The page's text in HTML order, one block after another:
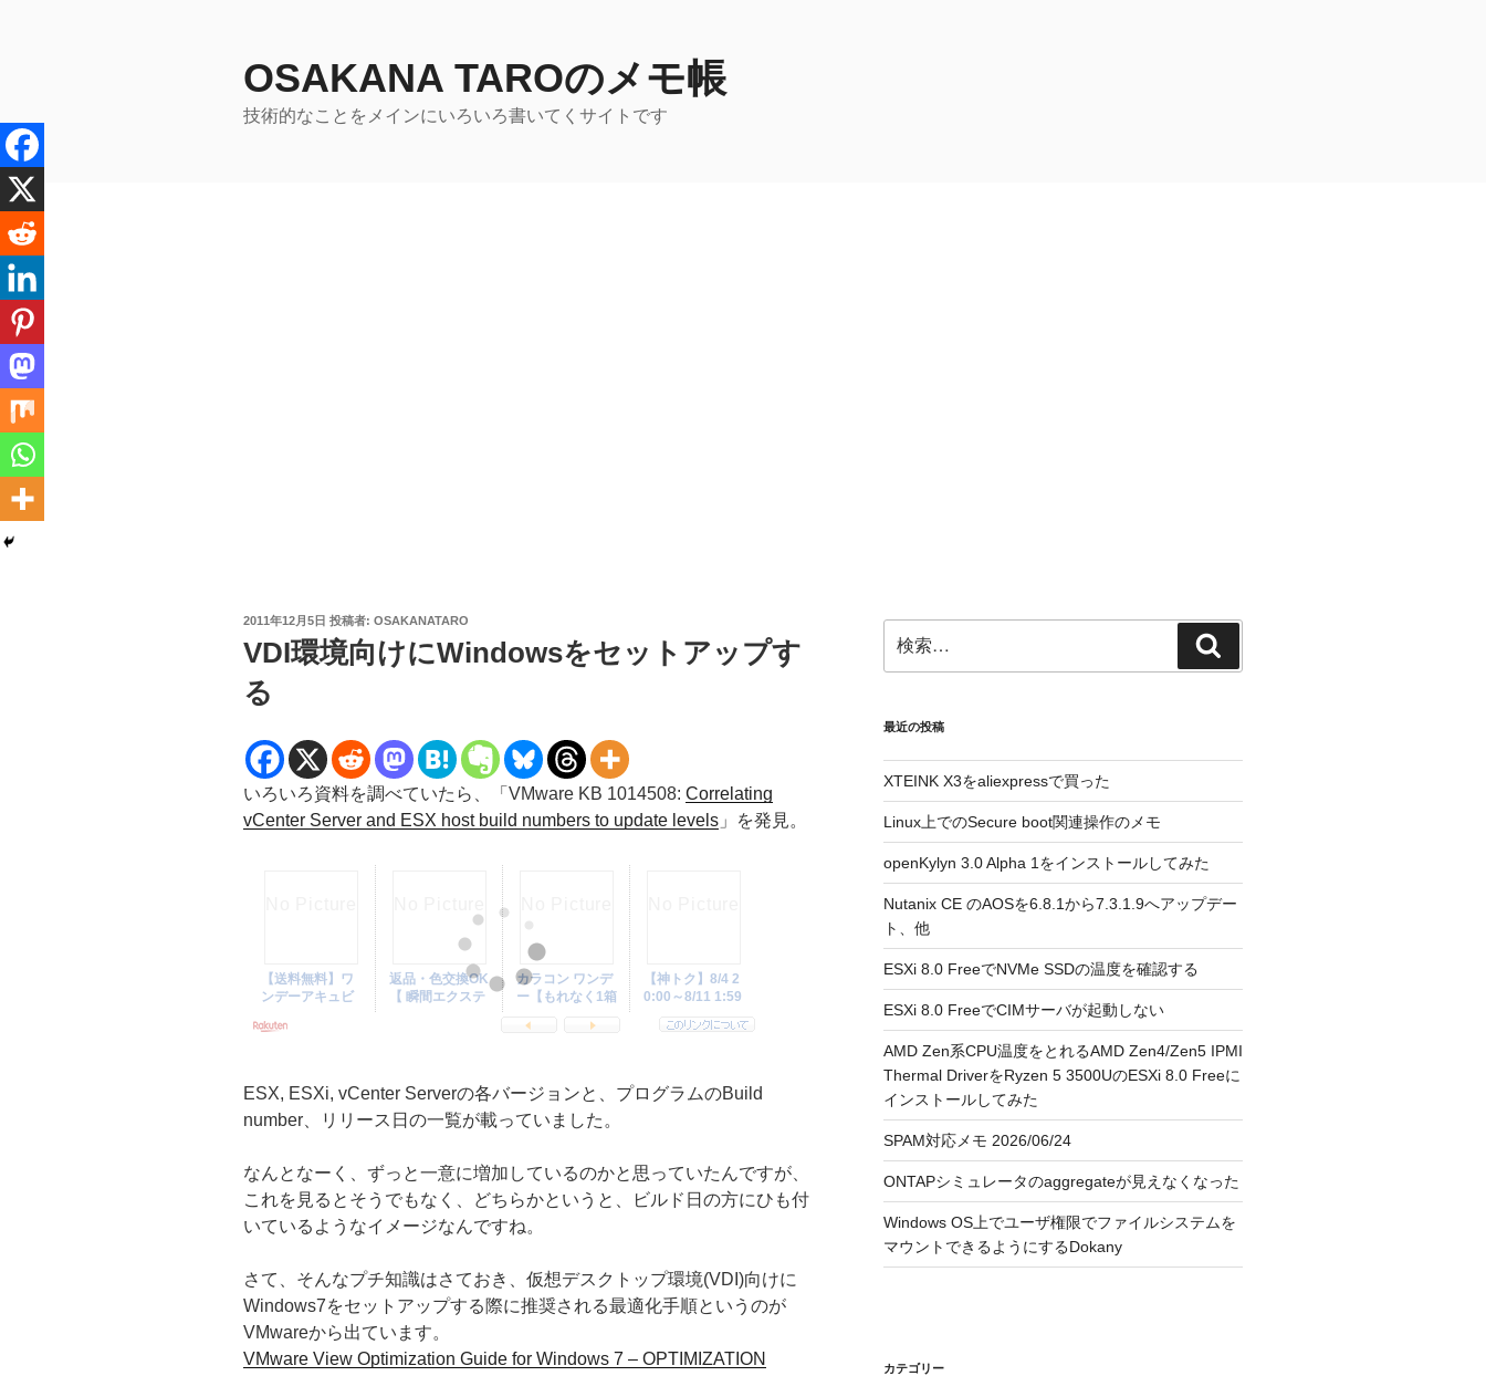
へ
ス
キ
プ
OSAKANA TAROのメモ帳
技術的なことをメインにいろいろ書いてくサイトです
投
日:
2011年12月5日 投稿者: OSAKANATARO
VDI環境向けにWindowsをセットアップす
る
いろいろ資料を調べていたら、「VMware KB 1014508: Correlating
vCenter Server and ESX host build numbers to update levels 」を発見。
ESX, ESXi, vCenter Serverの各バージョンと、プログラムのBuild
number、リリース日の一覧が載っていました。
なんとなーく、ずっと一意に増加しているのかと思っていたんですが、
これを見るとそうでもなく、どちらかというと、ビルド日の方にひも付
いているようなイメージなんですね。
さて、そんなプチ知識はさておき、仮想デスクトップ環境(VDI)向けに
Windows7をセットアップする際に推奨される最適化手順というのが
VMwareから出ています。
VMware View Optimization Guide for Windows 7 – OPTIMIZATION
索:
索
最近の投稿
XTEINK X3をaliexpressで買った
Linux上でのSecure boot関連操作のメモ
openKylyn 3.0 Alpha 1をインストールしてみた
Nutanix CE のAOSを6.8.1から7.3.1.9へアップデー
ト、他
ESXi 8.0 FreeでNVMe SSDの温度を確認する
ESXi 8.0 FreeでCIMサーバが起動しない
AMD Zen系CPU温度をとれるAMD Zen4/Zen5 IPMI
Thermal DriverをRyzen 5 3500UのESXi 8.0 Freeに
インストールしてみた
SPAM対応メモ 2026/06/24
ONTAPシミュレータのaggregateが見えなくなった
Windows OS上でユーザ権限でファイルシステムを
マウントできるようにするDokany
カテゴリー